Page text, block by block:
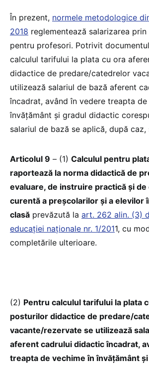
În prezent, normele metodologice
2018 reglementează salarizarea
pentru profesori. Potrivit
calculul tarifului la plata cu ora
didactice de predare/catedrelor
utilizează salariul de bază aferent
încadrat, având în vedere treapta
învățământ și gradul didactic
salariul de bază se aplică, după caz,
Articolul 9 – (1) Calculul pentru
raportează la norma didactică de
evaluare, de instruire practică și de
curentă a preșcolarilor și a elevilor
clasă prevăzută la art. 262 alin. (3)
educației naționale nr. 1/2011, cu
completările ulterioare.
(2) Pentru calculul tarifului la plata
posturilor didactice de predare/
vacante/rezervate se utilizează
aferent cadrului didactic încadrat,
treapta de vechime în învățământ